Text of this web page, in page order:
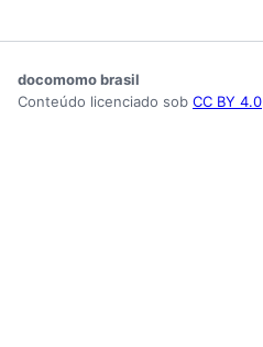
docomomo brasil
Conteúdo licenciado sob CC BY 4.0